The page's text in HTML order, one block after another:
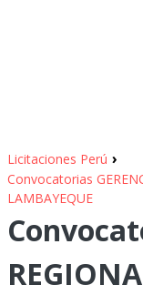
Licitaciones Perú ›
Convocatorias
LAMBAYEQUE